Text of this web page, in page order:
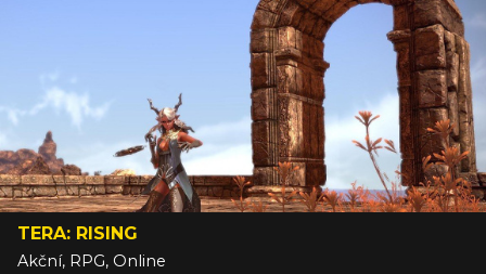
TERA: RISING
Akční, RPG, Online